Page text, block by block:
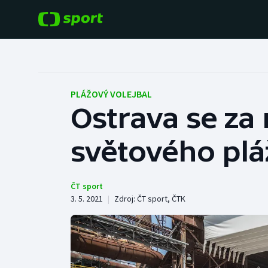
Fotbal
Hokej
Tenis
Cyklistika
Baseball a softbal
Basketbal
Boby a skeleton
Box
PLÁŽOVÝ VOLEJBAL
Ostrava se
světového
ČT sport
3. 5. 2021 | Zdroj: ČT sport, ČTK